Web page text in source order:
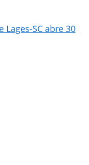
Lages-SC abre 30